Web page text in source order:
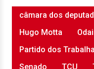
câmara dos
Hugo Motta
Partido dos
Senado
TCU